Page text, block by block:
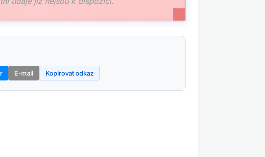
E-mail Kopírovat odkaz